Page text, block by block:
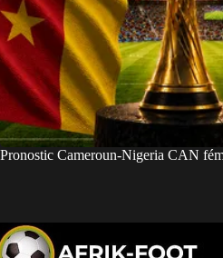
Pronostic Cameroun-Nigeria CAN